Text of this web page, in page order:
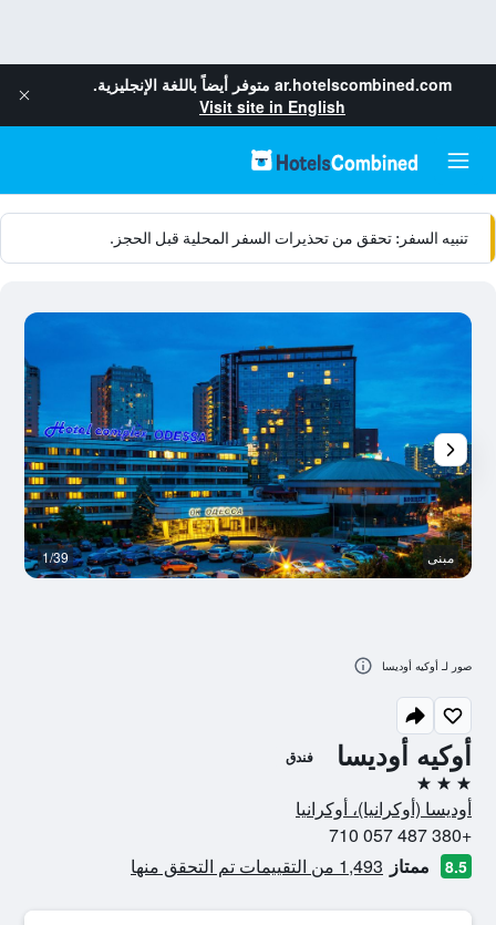
ar.hotelscombined.com متوفر أيضاً باللغة الإنجليزية.
Visit site in English
تنبيه السفر: تحقق من تحذيرات السفر المحلية قبل الحجز.
أوكيه أوديسا فندق
3 نجوم
أوديسا (أوكرانيا)، أوكرانيا
+380 487 057 710
8.5 ممتاز 1,493 من التقييمات تم التحقق منها
مبنى 1/39
صور لـ أوكيه أوديسا